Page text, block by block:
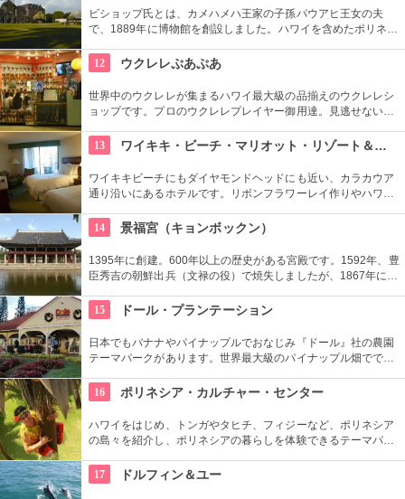
ビショップ氏とは、カメハメハ王家の子孫パウアヒ王女の夫
で、1889年に博物館を創設しました。ハワイを含めたポリネシ
や中の吹き抜け、インテリアも見ごたえあります。
12 ウクレレぷあぷあ
世界中のウクレレが集まるハワイ最大級の品揃えのウクレレシ
ョップです。プロのウクレレプレイヤー御用達。見逃せないの
なるまで教えてくれるなんて、かなり太っ腹じゃないですか。
13 ワイキキ・ビーチ・マリオット・リゾート＆スパ
ワイキキビーチにもダイヤモンドヘッドにも近い、カラカウア
通り沿いにあるホテルです。リボンフラワーレイ作りやハワイ
ワイアンキルトの巨匠が作ったキルト型も買うことができま
す。
14 景福宮（キョンボックン）
1395年に創建。600年以上の歴史がある宮殿です。1592年、豊
臣秀吉の朝鮮出兵（文禄の役）で焼失しましたが、1867年に再
重ねましたが、もとの姿に戻そうという動きが現在まで続いて
います。
15 ドール・プランテーション
日本でもバナナやパイナップルでおなじみ『ドール』社の農園
テーマパークがあります。世界最大級のパイナップル畑ででき
めるアトラクションがあります。カワイイお土産もいっぱい。
16 ポリネシア・カルチャー・センター
ハワイをはじめ、トンガやタヒチ、フィジーなど、ポリネシア
の島々を紹介し、ポリネシアの暮らしを体験できるテーマパー
の体験ができます。半日かけてじっくり楽しめます。
17 ドルフィン＆ユー